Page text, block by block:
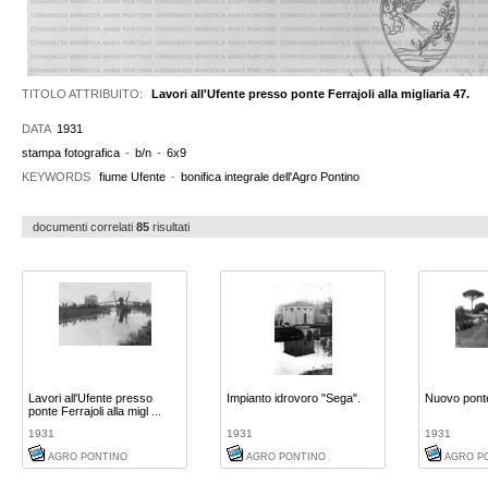
TITOLO ATTRIBUITO: Lavori all'Ufente presso ponte Ferrajoli alla migliaria 47.
DATA 1931
stampa fotografica - b/n - 6x9
KEYWORDS
fiume Ufente - bonifica integrale dell'Agro Pontino
documenti correlati 85 risultati
Lavori all'Ufente presso
ponte Ferrajoli alla migl ...
1931
AGRO PONTINO
Impianto idrovoro "Sega".
1931
AGRO PONTINO
Nuovo
1931
AGRO